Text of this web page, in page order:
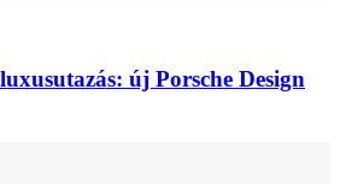
új Porsche Design